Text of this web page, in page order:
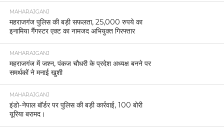
MAHARAJGANJ
महराजगंज पुलिस की बड़ी सफलता, 25,000 रुपये का
इनामिया गैंगस्टर एक्ट का नामजद अभियुक्त गिरफ्तार
MAHARAJGANJ
महराजगंज में जश्न, पंकज चौधरी के प्रदेश अध्यक्ष बनने पर
समर्थकों ने मनाई खुशी
MAHARAJGANJ
इंडो-नेपाल बॉर्डर पर पुलिस की बड़ी कार्रवाई, 100 बोरी
यूरिया बरामद।